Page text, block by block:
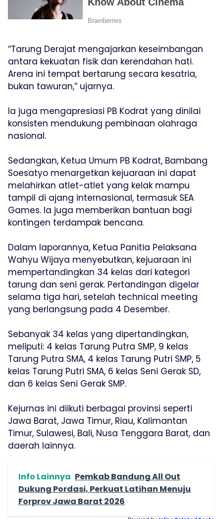
“Tarung Derajat mengajarkan keseimbangan
antara kekuatan fisik dan kerendahan hati.
Arena ini tempat bertarung secara kesatria,
bukan tawuran,” ujarnya.
Ia juga mengapresiasi PB Kodrat yang dinilai
konsisten mendukung pembinaan olahraga
nasional.
Sedangkan, Ketua Umum PB Kodrat, Bambang
Soesatyo menargetkan kejuaraan ini dapat
melahirkan atlet-atlet yang kelak mampu
tampil di ajang internasional, termasuk SEA
Games. Ia juga memberikan bantuan bagi
kontingen terdampak bencana.
Dalam laporannya, Ketua Panitia Pelaksana
Wahyu Wijaya menyebutkan, kejuaraan ini
mempertandingkan 34 kelas dari kategori
tarung dan seni gerak. Pertandingan digelar
selama tiga hari, setelah technical meeting
yang berlangsung pada 4 Desember.
Sebanyak 34 kelas yang dipertandingkan,
meliputi: 4 kelas Tarung Putra SMP, 9 kelas
Tarung Putra SMA, 4 kelas Tarung Putri SMP, 5
kelas Tarung Putri SMA, 6 kelas Seni Gerak SD,
dan 6 kelas Seni Gerak SMP.
Kejurnas ini diikuti berbagai provinsi seperti
Jawa Barat, Jawa Timur, Riau, Kalimantan
Timur, Sulawesi, Bali, Nusa Tenggara Barat, dan
daerah lainnya.
Info Lainnya Pemkab Bandung All Out
Dukung Pordasi, Perkuat Latihan Menuju
Forprov Jawa Barat 2026